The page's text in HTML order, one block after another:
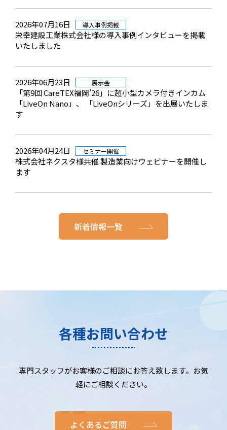
2026年07月16日 導入事例掲載
栄幸建設工業株式会社様の導入事例インタビューを掲載
いたしました
2026年06月23日 展示会
「第9回 CareTEX福岡’26」に超小型カメラ付きインカム
「LiveOn Nano」、 「LiveOnシリーズ」を出展いたしま
す
2026年04月24日 セミナー開催
株式会社ネクスタ様共催 製造業向けウェビナーを開催し
ます
新着情報一覧
各種お問い合わせ
専門スタッフがお客様のご相談にお答え致します。お気
軽にご相談ください。
よくあるご質問